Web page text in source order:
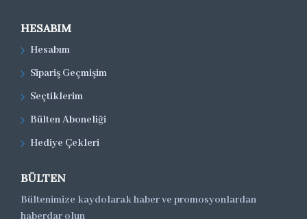
HESABIM
Hesabım
Sipariş Geçmişim
Seçtiklerim
Bülten Aboneliği
Hediye Çekleri
BÜLTEN
Bültenimize kaydolarak haber ve promosyonlardan
haberdar olun